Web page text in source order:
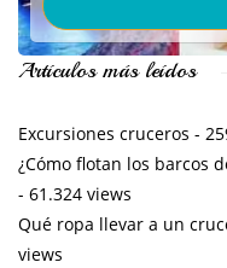
Artículos más leídos
Excursiones cruceros -
¿Cómo flotan los barcos
- 61.324 views
Qué ropa llevar a un
views